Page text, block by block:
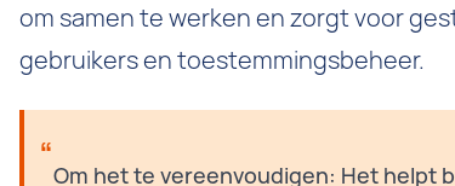
om samen te werken en zorgt voor
gebruikers en toestemmingsbeheer.
Om het te vereenvoudigen: Het helpt